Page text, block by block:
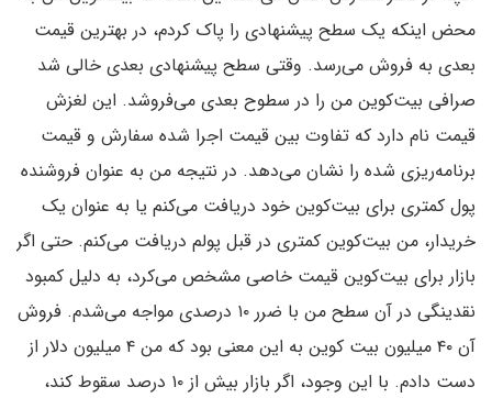
محض اینکه یک سطح پیشنهادی را پاک کردم، در بهترین قیمت
بعدی به فروش می‌رسد. وقتی سطح پیشنهادی بعدی خالی شد
صرافی بیت‌کوین من را در سطوح بعدی می‌فروشد. این لغزش
قیمت نام دارد که تفاوت بین قیمت اجرا شده سفارش و قیمت
برنامه‌ریزی شده را نشان می‌دهد. در نتیجه من به عنوان فروشنده
پول کمتری برای بیت‌کوین خود دریافت می‌کنم یا به عنوان یک
خریدار، من بیت‌کوین کمتری در قبل پولم دریافت می‌کنم. حتی اگر
بازار برای بیت‌کوین قیمت خاصی مشخص می‌کرد، به دلیل کمبود
نقدینگی در آن سطح من با ضرر ۱۰ درصدی مواجه می‌شدم. فروش
آن ۴۰ میلیون بیت‌ کوین به این معنی بود که من ۴ میلیون دلار از
دست دادم. با این وجود، اگر بازار بیش از ۱۰ درصد سقوط کند،